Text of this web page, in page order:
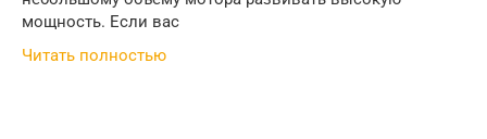
мощность. Если вас
Читать полностью